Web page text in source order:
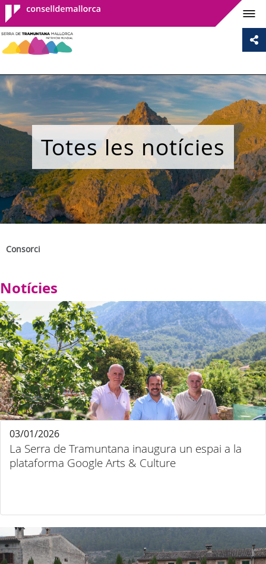
Consell de
Mallorca
Totes les notícies
Consorci
Notícies
La Serra de Tramuntana inaugura un espai a la
plataforma Google Arts & Culture
03/01/2026